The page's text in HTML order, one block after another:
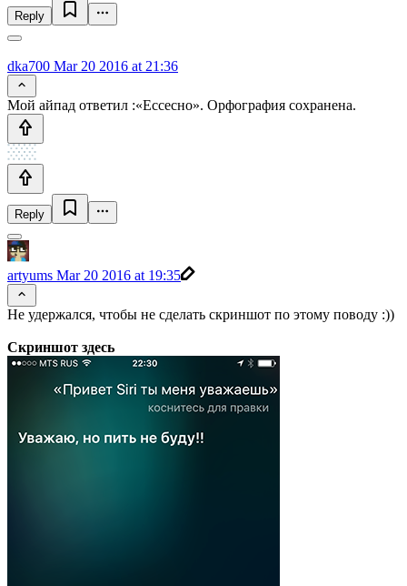
Reply
dka700 Mar 20 2016 at 21:36
Мой айпад ответил :«Ессесно». Орфография сохранена.
Reply
artyums Mar 20 2016 at 19:35
Не удержался, чтобы не сделать скриншот по этому поводу :))
Скриншот здесь